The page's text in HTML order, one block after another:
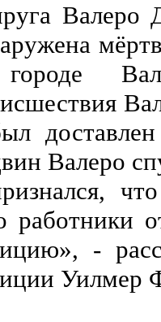
Валеро
Валеро
работники
-
Уилмер